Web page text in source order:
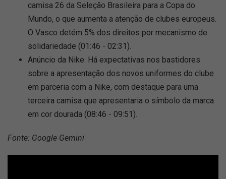
camisa 26 da Seleção Brasileira para a Copa do
Mundo, o que aumenta a atenção de clubes europeus.
O Vasco detém 5% dos direitos por mecanismo de
solidariedade (01:46 - 02:31).
Anúncio da Nike: Há expectativas nos bastidores
sobre a apresentação dos novos uniformes do clube
em parceria com a Nike, com destaque para uma
terceira camisa que apresentaria o símbolo da marca
em cor dourada (08:46 - 09:51).
Fonte: Google Gemini